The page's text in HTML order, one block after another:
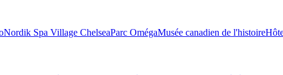
Nordik Spa Village ChelseaParc OmégaMusée canadien de l'histoire